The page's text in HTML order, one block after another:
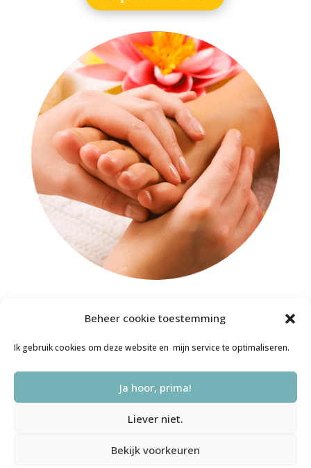
Beheer cookie toestemming
Ik gebruik cookies om deze website en mijn service te optimaliseren.
Ja hoor, prima!
Liever niet.
Bekijk voorkeuren
Algemene Voorwaarden Privacyverklaring Disclaimer
Cookiebeleid (EU)